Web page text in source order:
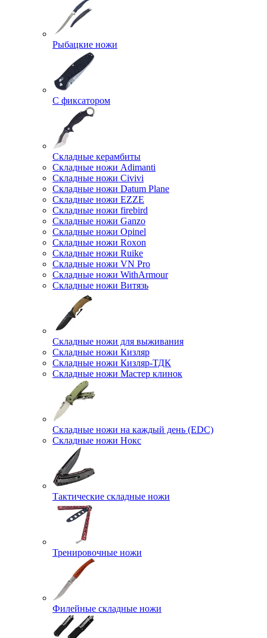
Рыбацкие ножи
С фиксатором
Складные керамбиты
Складные ножи Adimanti
Складные ножи Civivi
Складные ножи Datum Plane
Складные ножи EZZE
Складные ножи firebird
Складные ножи Ganzo
Складные ножи Opinel
Складные ножи Roxon
Складные ножи Ruike
Складные ножи VN Pro
Складные ножи WithArmour
Складные ножи Витязь
Складные ножи для выживания
Складные ножи Кизляр
Складные ножи Кизляр-ТДК
Складные ножи Мастер клинок
Складные ножи на каждый день (EDC)
Складные ножи Нокс
Тактические складные ножи
Тренировочные ножи
Филейные складные ножи